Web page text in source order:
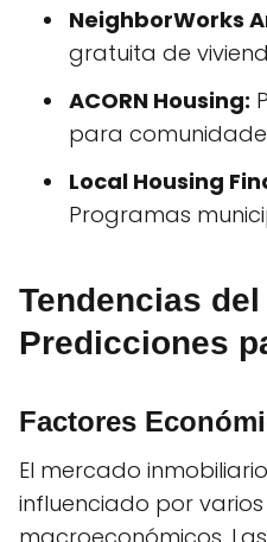
NeighborWorks
gratuita de
ACORN Housing:
para
Local Housing
Programas
Tendencias
Predicciones
Factores
El mercado
influenciado por